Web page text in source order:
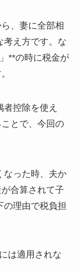
、妻に全部相
考え方です。な
**の時に税金が
者控除を使え
とで、今回の
なった時、夫か
合算されて子
の理由で税負担
には適用されな